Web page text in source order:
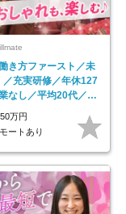
働き方ファースト／未
／充実研修／年休127
なし／平均20代／リ
万円
ートあり